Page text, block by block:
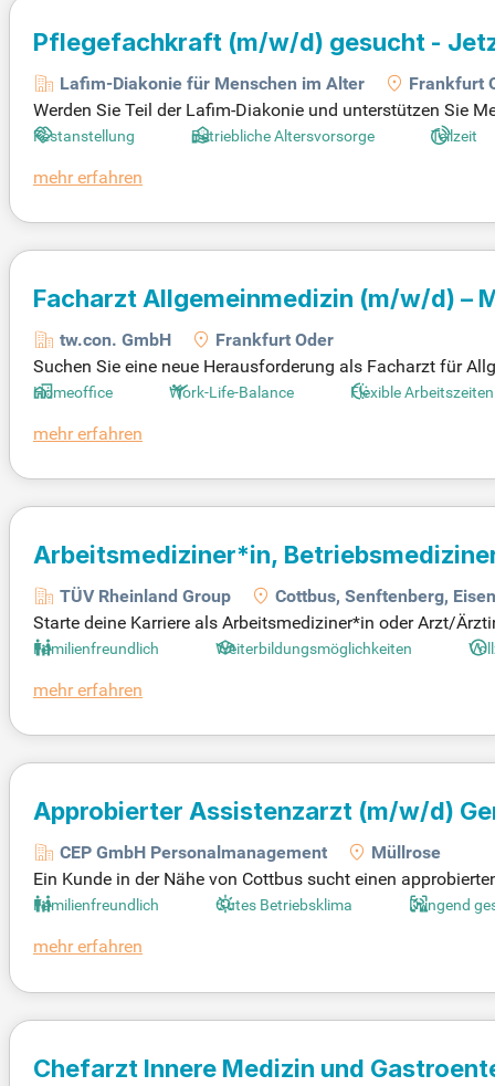
Pflegefachkraft (m/w/d) gesucht -
Lafim-Diakonie für Menschen im Alter
Frankfurt
Werden Sie Teil der Lafim-Diakonie und unterstützen Sie
der). Wir suchen eine engagierte Pflegefachkraft (m/w/d)
ertvolle Erfahrungen zu sammeln. Freuen Sie sich auf ein
Festanstellung Betriebliche Altersvorsorge Teilzeit
mehr erfahren
Facharzt Allgemeinmedizin (m/w/d) –
tw.con. GmbH
Frankfurt Oder
Suchen Sie eine neue Herausforderung als Facharzt für
novatives Versorgungskonzept kombiniert Präsenz- und
g sowohl vor Ort als auch über digitale Kanäle. Unterstützt
Homeoffice Work-Life-Balance Flexible Arbeitszeiten
mehr erfahren
Arbeitsmediziner*in,
TÜV Rheinland Group
Cottbus, Senftenberg,
Starte deine Karriere als Arbeitsmediziner*in oder Arzt/
er familienfreundlichen Bedingungen, ohne Schichtdienst
imalen Weiterbildung. Wir suchen engagierte Fachkräfte in
Familienfreundlich Weiterbildungsmöglichkeiten
mehr erfahren
Approbierter Assistenzarzt (m/w/d)
CEP GmbH Personalmanagement
Müllrose
Ein Kunde in der Nähe von Cottbus sucht einen
spannendes Arbeitsumfeld, regelmäßige Fort- und
r Wohnungssuche und beim Einstieg in die neue
Familienfreundlich Gutes Betriebsklima Dringend
mehr erfahren
Chefarzt Innere Medizin und